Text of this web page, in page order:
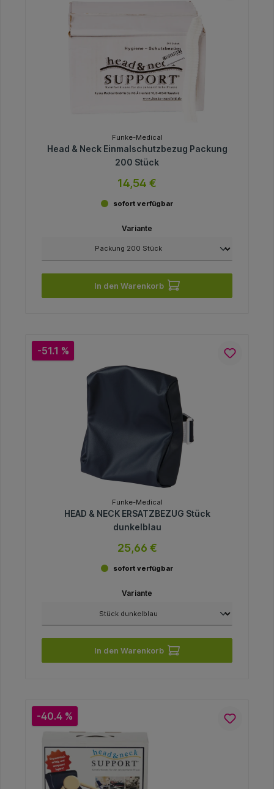
Funke-Medical
Head & Neck Einmalschutzbezug Packung
200 Stück
14,54 €
sofort verfügbar
Variante
In den Warenkorb
-51.1 %
Funke-Medical
HEAD & NECK ERSATZBEZUG Stück
dunkelblau
25,66 €
sofort verfügbar
Variante
In den Warenkorb
-40.4 %